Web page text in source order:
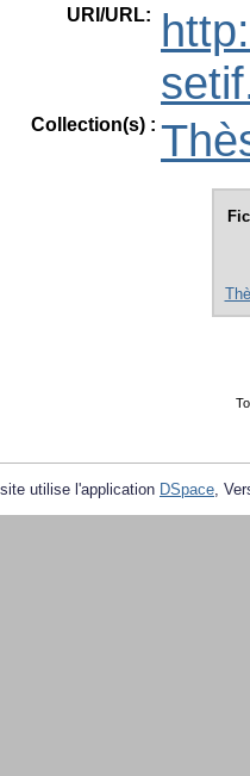
URI/URL:
Collection(s) :
utilise l'application DSpace,